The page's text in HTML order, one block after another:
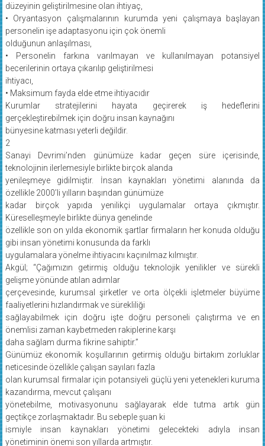
düzeyinin geliştirilmesine olan ihtiyaç,
• Oryantasyon çalışmalarının kurumda yeni çalışmaya başlayan
personelin işe adaptasyonu için çok önemli
olduğunun anlaşılması,
• Personelin farkına varılmayan ve kullanılmayan potansiyel
becerilerinin ortaya çıkarılıp geliştirilmesi
ihtiyacı,
• Maksimum fayda elde etme ihtiyacıdır
Kurumlar stratejilerini hayata geçirerek iş hedeflerini
gerçekleştirebilmek için doğru insan kaynağını
bünyesine katması yeterli değildir.
2
Sanayi Devrimi’nden günümüze kadar geçen süre içerisinde,
teknolojinin ilerlemesiyle birlikte birçok alanda
yenileşmeye gidilmiştir. İnsan kaynakları yönetimi alanında da
özellikle 2000’li yılların başından günümüze
kadar birçok yapıda yenilikçi uygulamalar ortaya çıkmıştır.
Küreselleşmeyle birlikte dünya genelinde
özellikle son on yılda ekonomik şartlar firmaların her konuda olduğu
gibi insan yönetimi konusunda da farklı
uygulamalara yönelme ihtiyacını kaçınılmaz kılmıştır.
Akgül; “Çağımızın getirmiş olduğu teknolojik yenilikler ve sürekli
gelişme yönünde atılan adımlar
çerçevesinde, kurumsal şirketler ve orta ölçekli işletmeler büyüme
faaliyetlerini hızlandırmak ve sürekliliği
sağlayabilmek için doğru işte doğru personeli çalıştırma ve en
önemlisi zaman kaybetmeden rakiplerine karşı
daha sağlam durma fikrine sahiptir.”
Günümüz ekonomik koşullarının getirmiş olduğu birtakım zorluklar
neticesinde özellikle çalışan sayıları fazla
olan kurumsal firmalar için potansiyeli güçlü yeni yetenekleri kuruma
kazandırma, mevcut çalışanı
yönetebilme, motivasyonunu sağlayarak elde tutma artık gün
geçtikçe zorlaşmaktadır. Bu sebeple şuan ki
ismiyle insan kaynakları yönetimi gelecekteki adıyla insan
yönetiminin önemi son yıllarda artmıştır.